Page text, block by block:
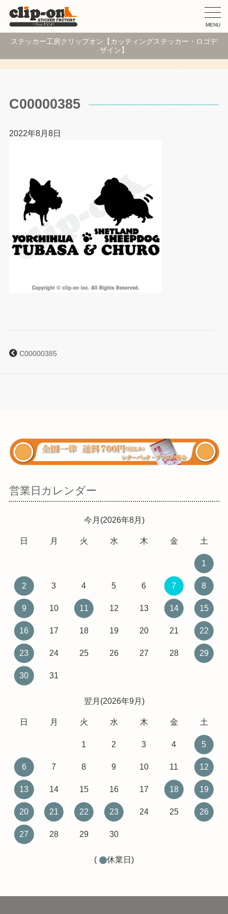
MENU
ステッカー工房クリップオン【カッティングステッカー・ロゴデ
ザイン】
C00000385
2022年8月8日
C00000385
営業日カレンダー
今月(2026年8月)
日 月 火 水 木 金 土
1
2 3 4 5 6 7 8
9 10 11 12 13 14 15
16 17 18 19 20 21 22
23 24 25 26 27 28 29
30 31
翌月(2026年9月)
日 月 火 水 木 金 土
1 2 3 4 5
6 7 8 9 10 11 12
13 14 15 16 17 18 19
20 21 22 23 24 25 26
27 28 29 30
( 休業日)